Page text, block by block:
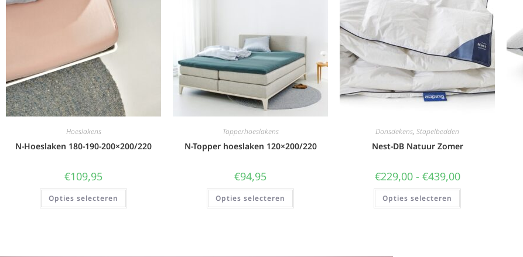
Hoeslakens
N-Hoeslaken 180-190-200×200/220
€109,95
Opties selecteren
Topperhoeslakens
N-Topper hoeslaken 120×200/220
€94,95
Opties selecteren
Donsdekens, Stapelbedden
Nest-DB Natuur Zomer
€229,00 - €439,00
Opties selecteren